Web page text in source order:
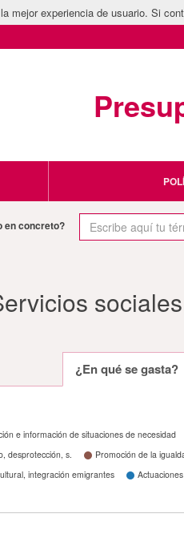
mejor experiencia de usuario. Si
en concreto?
¿En qué se gasta?
e información de situaciones de necesidad
desprotección, s.
Promoción de la
integración emigrantes